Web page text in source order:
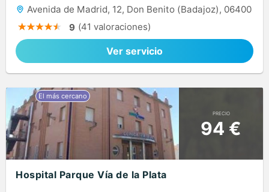
Avenida de Madrid, 12, Don Benito (Badajoz), 06400
9 (41 valoraciones)
Ver servicio
PRECIO
94 €
Hospital Parque Vía de la Plata